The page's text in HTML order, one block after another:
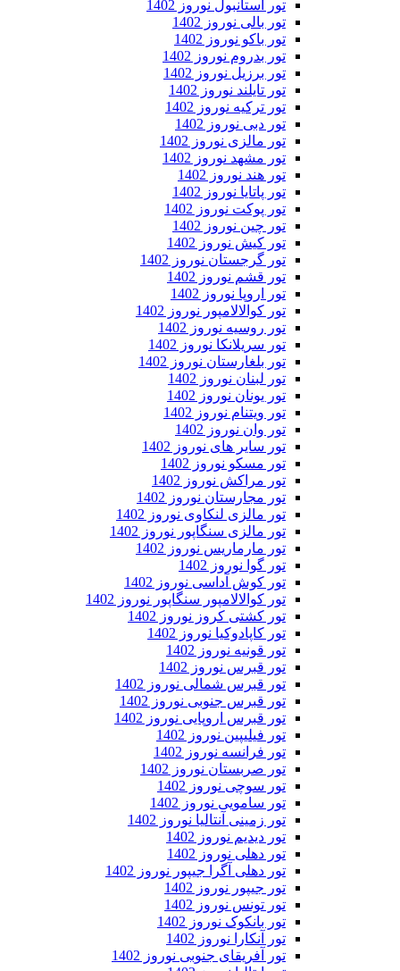
تور استانبول نوروز 1402
تور بالی نوروز 1402
تور باکو نوروز 1402
تور بدروم نوروز 1402
تور برزیل نوروز 1402
تور تایلند نوروز 1402
تور ترکیه نوروز 1402
تور دبی نوروز 1402
تور مالزی نوروز 1402
تور مشهد نوروز 1402
تور هند نوروز 1402
تور پاتایا نوروز 1402
تور پوکت نوروز 1402
تور چین نوروز 1402
تور کیش نوروز 1402
تور گرجستان نوروز 1402
تور قشم نوروز 1402
تور اروپا نوروز 1402
تور کوالالامپور نوروز 1402
تور روسیه نوروز 1402
تور سریلانکا نوروز 1402
تور بلغارستان نوروز 1402
تور لبنان نوروز 1402
تور یونان نوروز 1402
تور ویتنام نوروز 1402
تور وان نوروز 1402
تور سایر های نوروز 1402
تور مسکو نوروز 1402
تور مراکش نوروز 1402
تور مجارستان نوروز 1402
تور مالزی لنکاوی نوروز 1402
تور مالزی سنگاپور نوروز 1402
تور مارماریس نوروز 1402
تور گوا نوروز 1402
تور کوش آداسی نوروز 1402
تور کوالالامپور سنگاپور نوروز 1402
تور کشتی کروز نوروز 1402
تور کاپادوکیا نوروز 1402
تور قونیه نوروز 1402
تور قبرس نوروز 1402
تور قبرس شمالی نوروز 1402
تور قبرس جنوبی نوروز 1402
تور قبرس اروپایی نوروز 1402
تور فیلیپین نوروز 1402
تور فرانسه نوروز 1402
تور صربستان نوروز 1402
تور سوچی نوروز 1402
تور سامویی نوروز 1402
تور زمینی آنتالیا نوروز 1402
تور دیدیم نوروز 1402
تور دهلی نوروز 1402
تور دهلی آگرا جیپور نوروز 1402
تور جیپور نوروز 1402
تور تونس نوروز 1402
تور بانکوک نوروز 1402
تور آنکارا نوروز 1402
تور آفریقای جنوبی نوروز 1402